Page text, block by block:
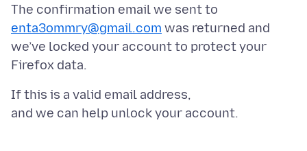
The confirmation email we sent to
enta3ommry@gmail.com was returned and
we’ve locked your account to protect your
If this is a valid email address,